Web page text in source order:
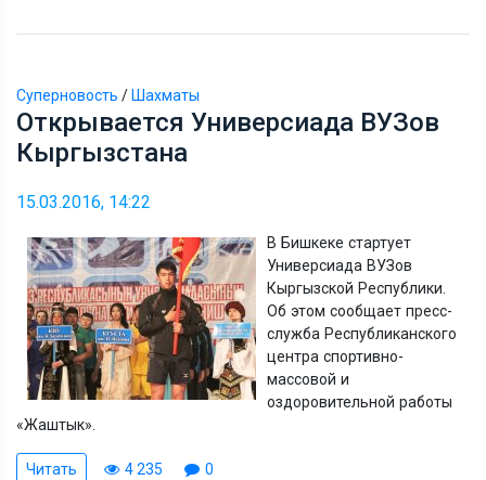
Суперновость / Шахматы
Открывается Универсиада ВУЗов
Кыргызстана
15.03.2016, 14:22
В Бишкеке стартует
Универсиада ВУЗов
Кыргызской Республики.
Об этом сообщает пресс-
служба Республиканского
центра спортивно-
массовой и
оздоровительной работы
«Жаштык».
Читать 4 235 0